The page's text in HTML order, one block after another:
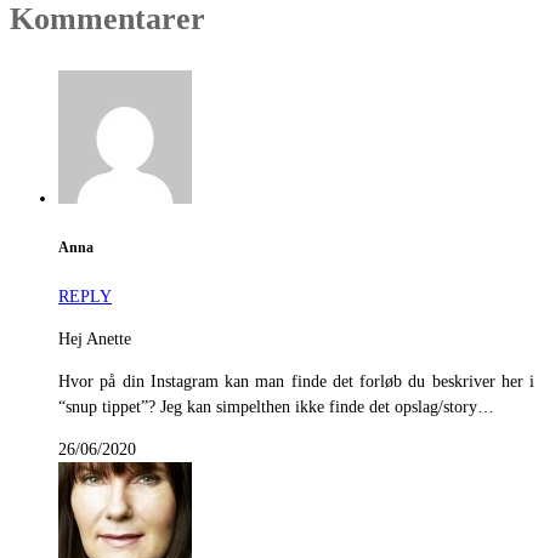
Kommentarer
Anna
REPLY
Hej Anette
Hvor på din Instagram kan man finde det forløb du beskriver her i
“snup tippet”? Jeg kan simpelthen ikke finde det opslag/story…
26/06/2020